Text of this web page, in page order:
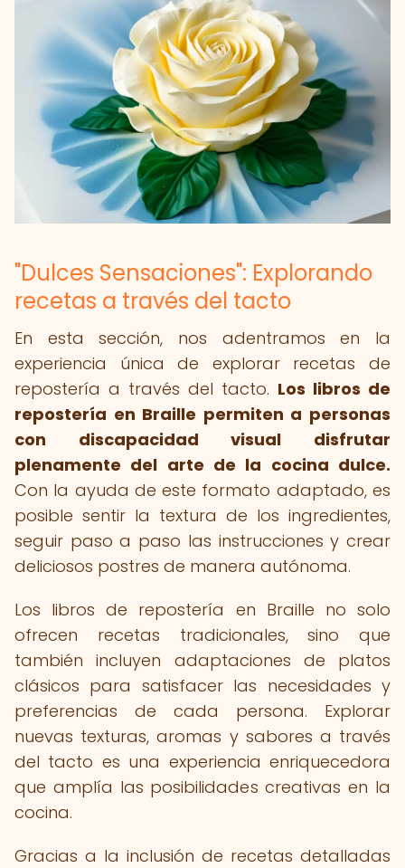
"Dulces Sensaciones": Explorando
recetas a través del tacto
En esta sección, nos adentramos en la
experiencia única de explorar recetas de
repostería a través del tacto. Los libros de
repostería en Braille permiten a personas
con discapacidad visual disfrutar
plenamente del arte de la cocina dulce.
Con la ayuda de este formato adaptado, es
posible sentir la textura de los ingredientes,
seguir paso a paso las instrucciones y crear
deliciosos postres de manera autónoma.
Los libros de repostería en Braille no solo
ofrecen recetas tradicionales, sino que
también incluyen adaptaciones de platos
clásicos para satisfacer las necesidades y
preferencias de cada persona. Explorar
nuevas texturas, aromas y sabores a través
del tacto es una experiencia enriquecedora
que amplía las posibilidades creativas en la
cocina.
Gracias a la inclusión de recetas detalladas